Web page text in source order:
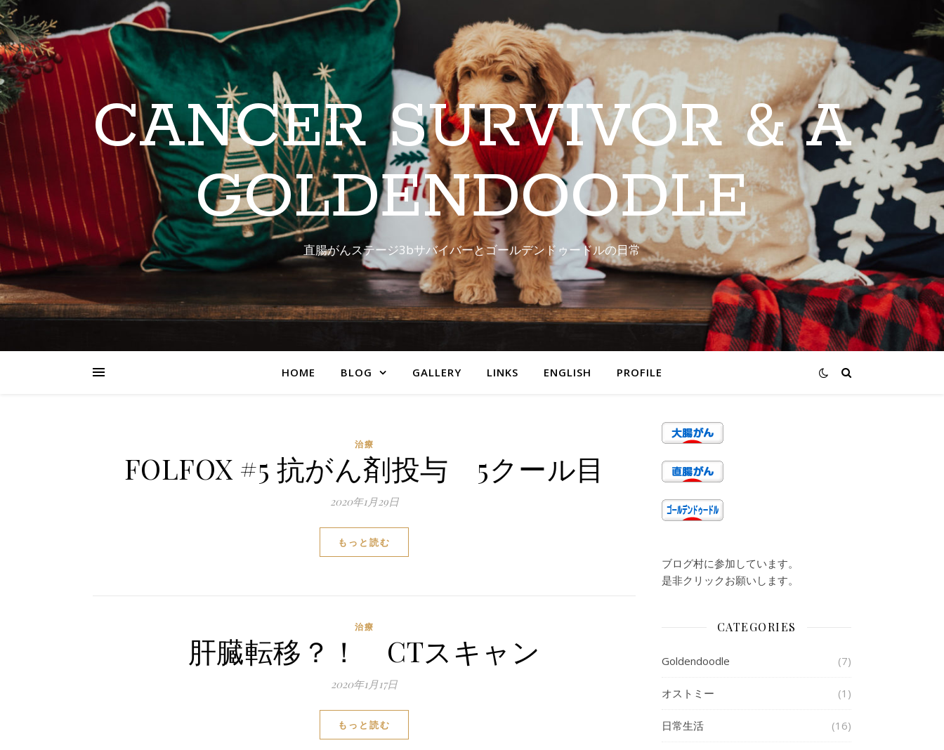
CANCER SURVIVOR & A
GOLDENDOODLE
直腸がんステージ3bサバイバーとゴールデンドゥードルの日常
HOME BLOG GALLERY LINKS ENGLISH PROFILE
治療
FOLFOX #5 抗がん剤投与 5クール目
2020年1月29日
もっと読む
治療
肝臓転移？！ CTスキャン
2020年1月17日
もっと読む
ブログ村に参加しています。
是非クリックお願いします。
CATEGORIES
Goldendoodle (7)
オストミー (1)
日常生活 (16)